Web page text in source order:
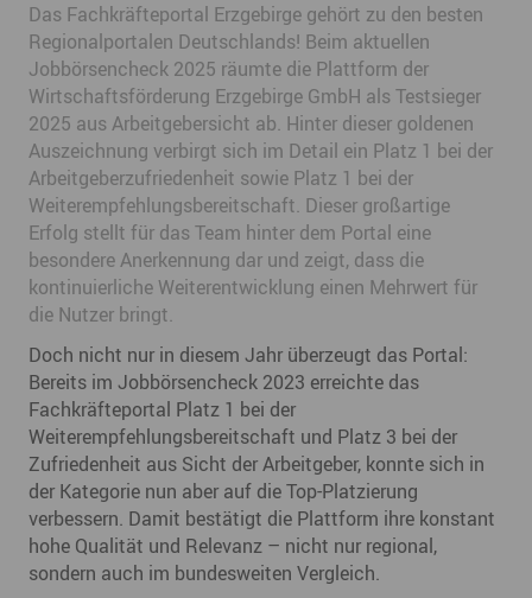
Das Fachkräfteportal Erzgebirge gehört zu den besten
Regionalportalen Deutschlands! Beim aktuellen
Jobbörsencheck 2025 räumte die Plattform der
Wirtschaftsförderung Erzgebirge GmbH als Testsieger
2025 aus Arbeitgebersicht ab. Hinter dieser goldenen
Auszeichnung verbirgt sich im Detail ein Platz 1 bei der
Arbeitgeberzufriedenheit sowie Platz 1 bei der
Weiterempfehlungsbereitschaft. Dieser großartige
Erfolg stellt für das Team hinter dem Portal eine
besondere Anerkennung dar und zeigt, dass die
kontinuierliche Weiterentwicklung einen Mehrwert für
die Nutzer bringt.
Doch nicht nur in diesem Jahr überzeugt das Portal:
Bereits im Jobbörsencheck 2023 erreichte das
Fachkräfteportal Platz 1 bei der
Weiterempfehlungsbereitschaft und Platz 3 bei der
Zufriedenheit aus Sicht der Arbeitgeber, konnte sich in
der Kategorie nun aber auf die Top-Platzierung
verbessern. Damit bestätigt die Plattform ihre konstant
hohe Qualität und Relevanz – nicht nur regional,
sondern auch im bundesweiten Vergleich.